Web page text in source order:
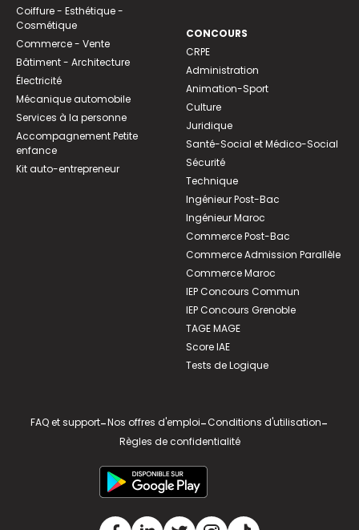
Coiffure - Esthétique -
Cosmétique
Commerce - Vente
Bâtiment - Architecture
Électricité
Mécanique automobile
Services à la personne
Accompagnement Petite
enfance
Kit auto-entrepreneur
CONCOURS
CRPE
Administration
Animation-Sport
Culture
Juridique
Santé-Social et Médico-Social
Sécurité
Technique
Ingénieur Post-Bac
Ingénieur Maroc
Commerce Post-Bac
Commerce Admission Parallèle
Commerce Maroc
IEP Concours Commun
IEP Concours Grenoble
TAGE MAGE
Score IAE
Tests de Logique
FAQ et support-Nos offres d'emploi-Conditions d'utilisation-
Règles de confidentialité